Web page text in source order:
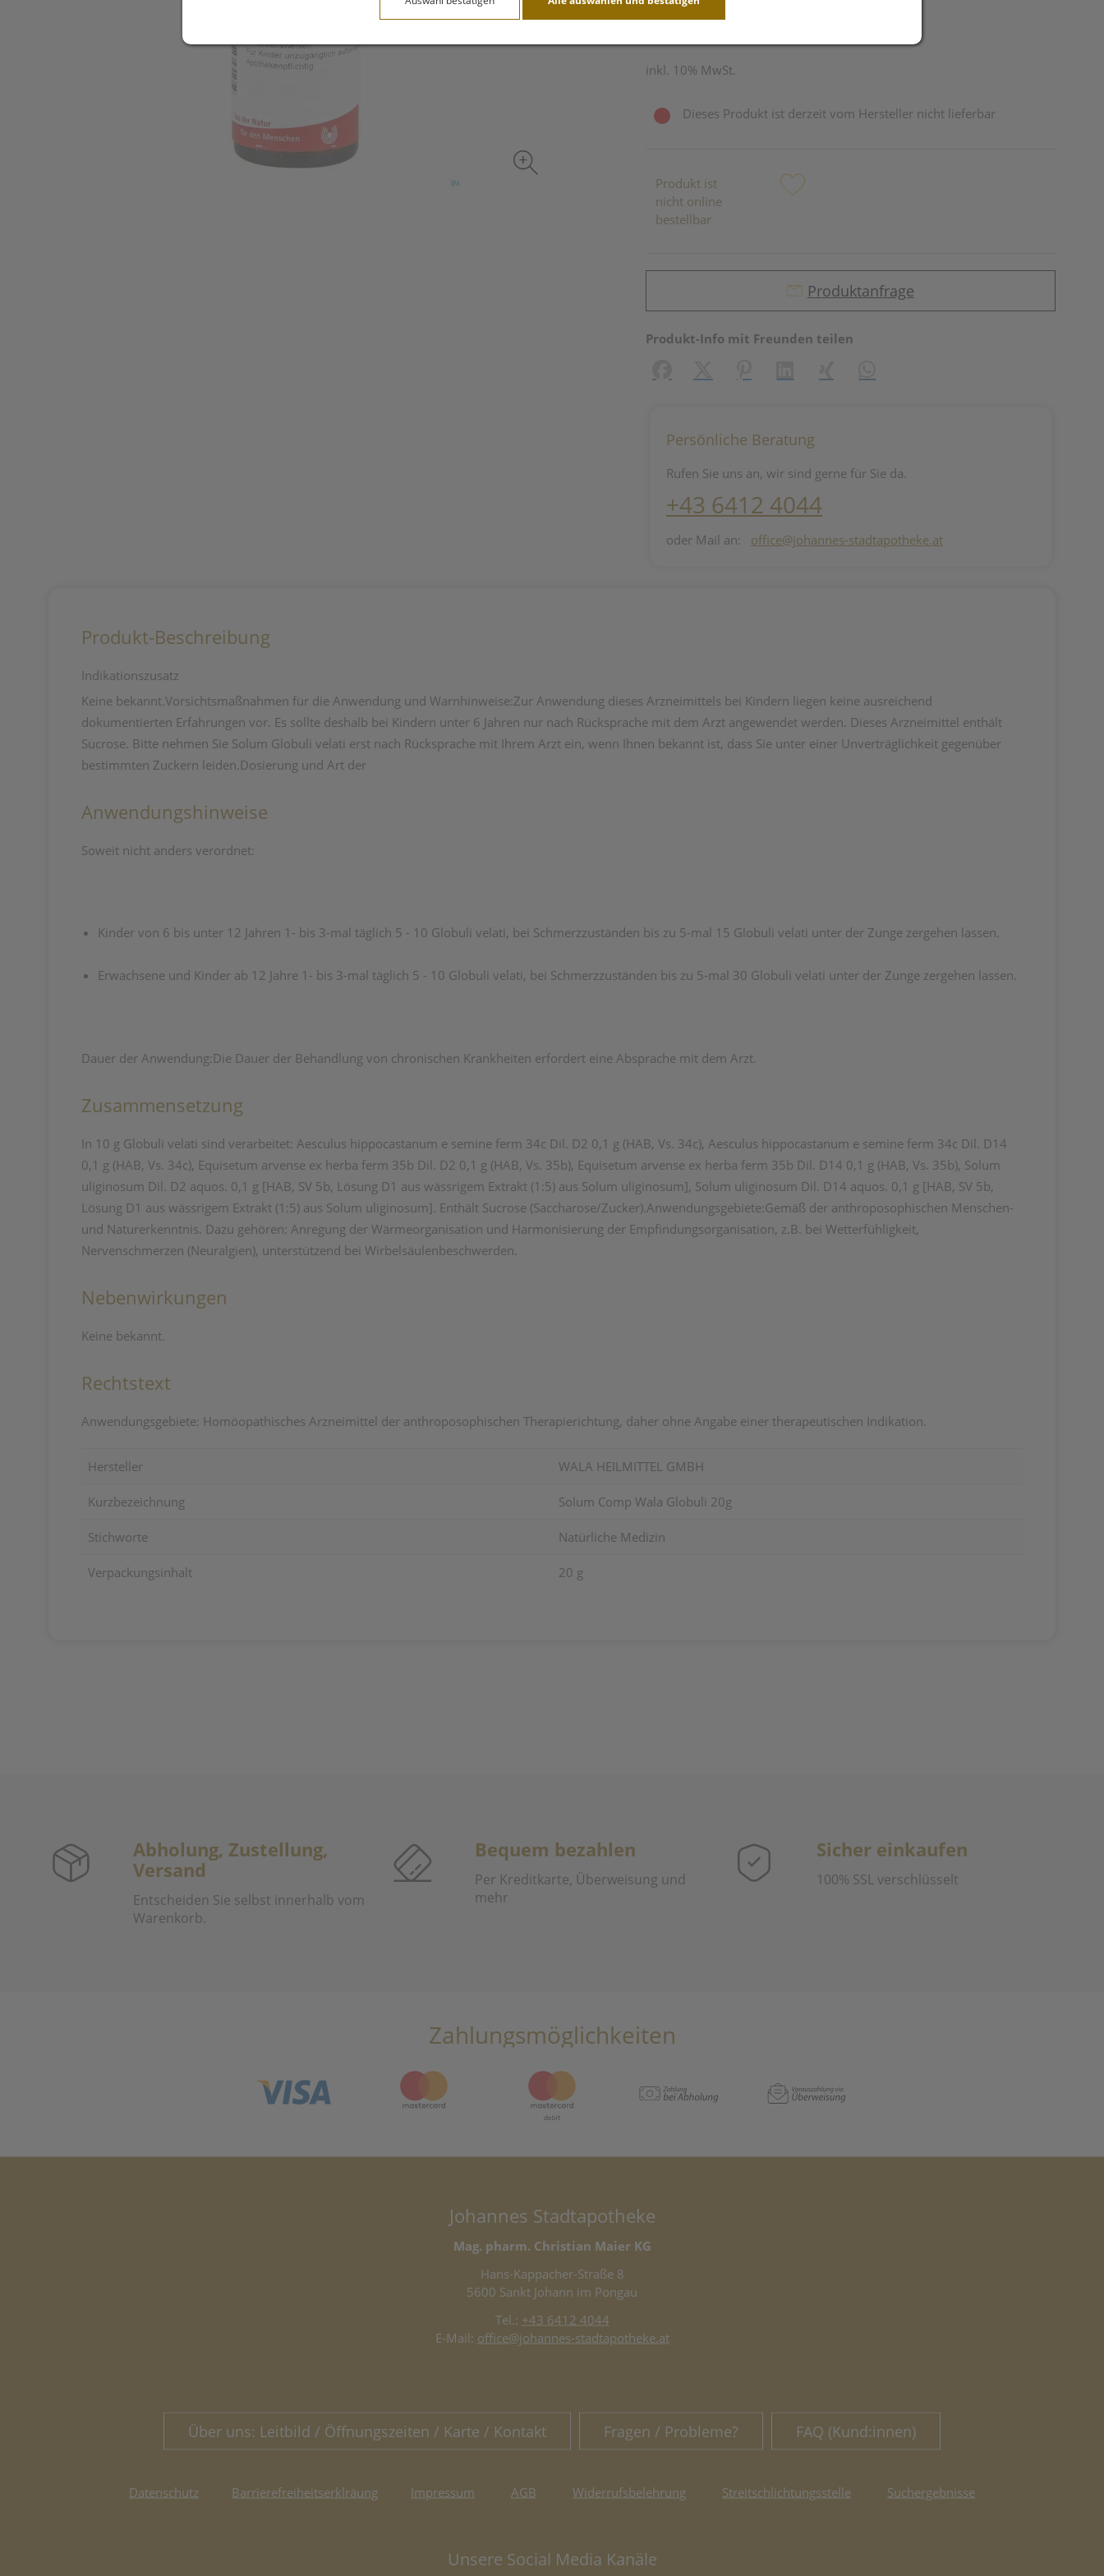
inkl. 10% MwSt.
Dieses Produkt ist derzeit vom Hersteller nicht lieferbar
Produkt ist
nicht online
bestellbar
Produktanfrage
Produkt-Info mit Freunden teilen
Persönliche Beratung
Rufen Sie uns an, wir sind gerne für Sie da.
+43 6412 4044
oder Mail an: office@johannes-stadtapotheke.at
Produkt-Beschreibung
Indikationszusatz
Keine bekannt.Vorsichtsmaßnahmen für die Anwendung und Warnhinweise:Zur Anwendung dieses Arzneimittels bei Kindern liegen keine ausreichend
dokumentierten Erfahrungen vor. Es sollte deshalb bei Kindern unter 6 Jahren nur nach Rücksprache mit dem Arzt angewendet werden. Dieses Arzneimittel enthält
Sucrose. Bitte nehmen Sie Solum Globuli velati erst nach Rücksprache mit Ihrem Arzt ein, wenn Ihnen bekannt ist, dass Sie unter einer Unverträglichkeit gegenüber
bestimmten Zuckern leiden.Dosierung und Art der
Anwendungshinweise
Soweit nicht anders verordnet:
Kinder von 6 bis unter 12 Jahren 1- bis 3-mal täglich 5 - 10 Globuli velati, bei Schmerzzuständen bis zu 5-mal 15 Globuli velati unter der Zunge zergehen lassen.
Erwachsene und Kinder ab 12 Jahre 1- bis 3-mal täglich 5 - 10 Globuli velati, bei Schmerzzuständen bis zu 5-mal 30 Globuli velati unter der Zunge zergehen lassen.
Dauer der Anwendung:Die Dauer der Behandlung von chronischen Krankheiten erfordert eine Absprache mit dem Arzt.
Zusammensetzung
In 10 g Globuli velati sind verarbeitet: Aesculus hippocastanum e semine ferm 34c Dil. D2 0,1 g (HAB, Vs. 34c), Aesculus hippocastanum e semine ferm 34c Dil. D14
0,1 g (HAB, Vs. 34c), Equisetum arvense ex herba ferm 35b Dil. D2 0,1 g (HAB, Vs. 35b), Equisetum arvense ex herba ferm 35b Dil. D14 0,1 g (HAB, Vs. 35b), Solum
uliginosum Dil. D2 aquos. 0,1 g [HAB, SV 5b, Lösung D1 aus wässrigem Extrakt (1:5) aus Solum uliginosum], Solum uliginosum Dil. D14 aquos. 0,1 g [HAB, SV 5b,
Lösung D1 aus wässrigem Extrakt (1:5) aus Solum uliginosum]. Enthält Sucrose (Saccharose/Zucker).Anwendungsgebiete:Gemäß der anthroposophischen Menschen-
und Naturerkenntnis. Dazu gehören: Anregung der Wärmeorganisation und Harmonisierung der Empfindungsorganisation, z.B. bei Wetterfühligkeit,
Nervenschmerzen (Neuralgien), unterstützend bei Wirbelsäulenbeschwerden.
Nebenwirkungen
Keine bekannt.
Rechtstext
Anwendungsgebiete: Homöopathisches Arzneimittel der anthroposophischen Therapierichtung, daher ohne Angabe einer therapeutischen Indikation.
Hersteller WALA HEILMITTEL GMBH
Kurzbezeichnung Solum Comp Wala Globuli 20g
Stichworte Natürliche Medizin
Verpackungsinhalt 20 g
Abholung, Zustellung,
Versand
Entscheiden Sie selbst innerhalb vom
Warenkorb.
Bequem bezahlen
Per Kreditkarte, Überweisung und
mehr
Sicher einkaufen
100% SSL verschlüsselt
Zahlungsmöglichkeiten
Johannes Stadtapotheke
Mag. pharm. Christian Maier KG
Hans-Kappacher-Straße 8
5600 Sankt Johann im Pongau
Tel.: +43 6412 4044
E-Mail: office@johannes-stadtapotheke.at
Über uns: Leitbild / Öffnungszeiten / Karte / Kontakt Fragen / Probleme? FAQ (Kund:innen)
Datenschutz Barrierefreiheitserklräung Impressum AGB Widerrufsbelehrung Streitschlichtungsstelle Suchergebnisse
Unsere Social Media Kanäle